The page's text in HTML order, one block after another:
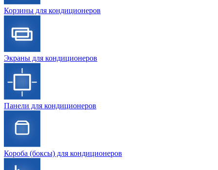
Корзины для кондиционеров
Экраны для кондиционеров
Панели для кондиционеров
Короба (боксы) для кондиционеров